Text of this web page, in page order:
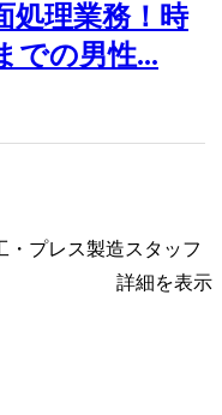
処理業務！時
での男性...
・プレス製造スタッフ
詳細を表示